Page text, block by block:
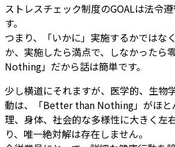
ストレスチェック制度のGOALは法令
す。
つまり、「いかに」実施するかではな
か、実施したら満点で、しなかったら
Nothing」だから話は簡単です。
少し横道にそれますが、医学的、生物
動は、「Better than Nothing」がほと
理、身体、社会的な多様性に大きく左
り、唯一絶対解は存在しません。